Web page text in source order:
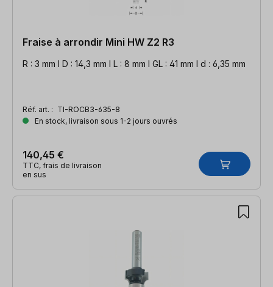
Fraise à arrondir Mini HW Z2 R3
R : 3 mm l D : 14,3 mm l L : 8 mm l GL : 41 mm l d : 6,35 mm
Réf. art. : TI-ROCB3-635-8
En stock, livraison sous 1-2 jours ouvrés
140,45 €
TTC, frais de livraison
en sus